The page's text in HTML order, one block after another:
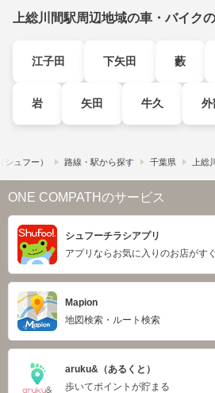
上総川間駅周辺地域の車・バイク
江子田 下矢田 藪
岩 矢田 牛久 外
ュフー） 路線・駅から探す 千葉県 上総
ONE COMPATHのサービス
シュフーチラシアプリ
アプリならお気に入りのお店がす
Mapion
地図検索・ルート検索
aruku&（あるくと）
歩いてポイントが貯まる